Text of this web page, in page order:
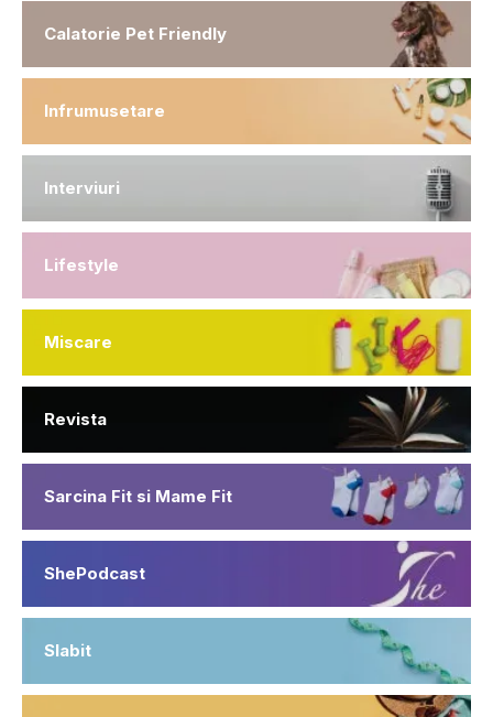
Calatorie Pet Friendly
Infrumusetare
Interviuri
Lifestyle
Miscare
Revista
Sarcina Fit si Mame Fit
ShePodcast
Slabit